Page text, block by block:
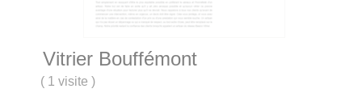
Vitrier Bouffémont
( 1 visite)